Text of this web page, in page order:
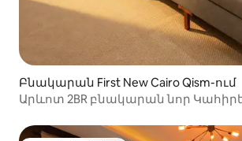
Բնակարան First New Cairo Qism-ում
Արևոտ 2BR բնակարան նոր